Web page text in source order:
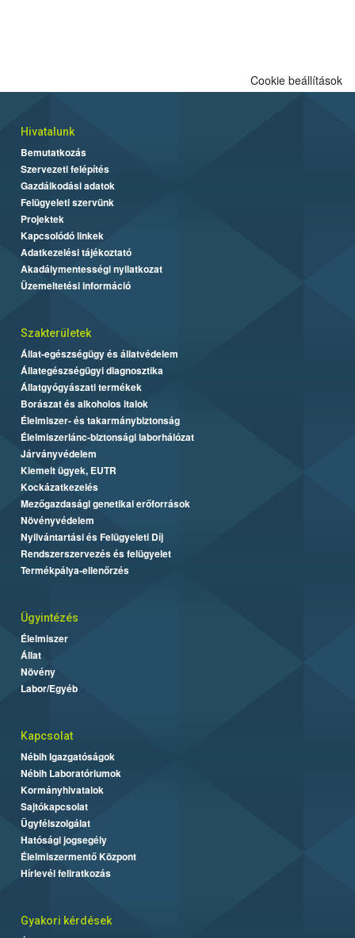
Cookie beállítások
Hivatalunk
Bemutatkozás
Szervezeti felépítés
Gazdálkodási adatok
Felügyeleti szervünk
Projektek
Kapcsolódó linkek
Adatkezelési tájékoztató
Akadálymentességi nyilatkozat
Üzemeltetési információ
Szakterületek
Állat-egészségügy és állatvédelem
Állategészségügyi diagnosztika
Állatgyógyászati termékek
Borászat és alkoholos italok
Élelmiszer- és takarmánybiztonság
Élelmiszerlánc-biztonsági laborhálózat
Járványvédelem
Kiemelt ügyek, EUTR
Kockázatkezelés
Mezőgazdasági genetikai erőforrások
Növényvédelem
Nyilvántartási és Felügyeleti Díj
Rendszerszervezés és felügyelet
Termékpálya-ellenőrzés
Ügyintézés
Élelmiszer
Állat
Növény
Labor/Egyéb
Kapcsolat
Nébih Igazgatóságok
Nébih Laboratóriumok
Kormányhivatalok
Sajtókapcsolat
Ügyfélszolgálat
Hatósági jogsegély
Élelmiszermentő Központ
Hírlevél feliratkozás
Gyakori kérdések